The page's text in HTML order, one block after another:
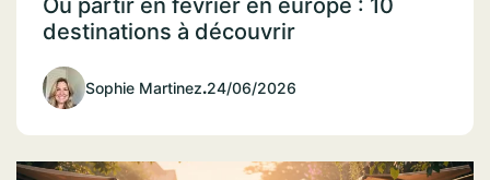
Où partir en février en europe : 10
destinations à découvrir
Sophie Martinez.24/06/2026